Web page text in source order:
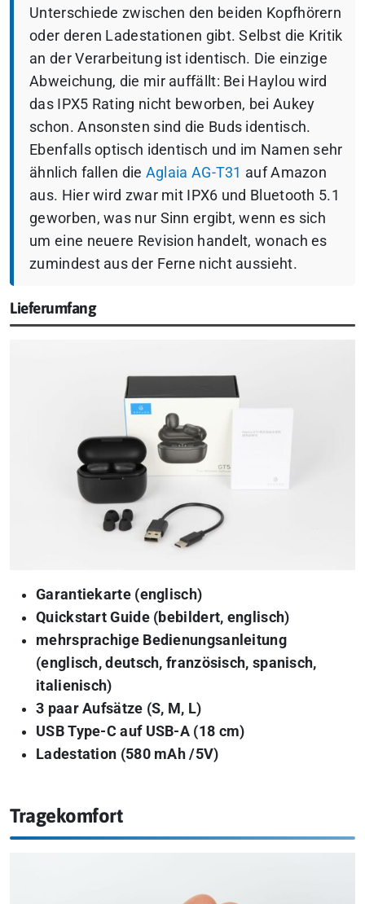
Unterschiede zwischen den beiden Kopfhörern
oder deren Ladestationen gibt. Selbst die Kritik
an der Verarbeitung ist identisch. Die einzige
Abweichung, die mir auffällt: Bei Haylou wird
das IPX5 Rating nicht beworben, bei Aukey
schon. Ansonsten sind die Buds identisch.
Ebenfalls optisch identisch und im Namen sehr
ähnlich fallen die Aglaia AG-T31 auf Amazon
aus. Hier wird zwar mit IPX6 und Bluetooth 5.1
geworben, was nur Sinn ergibt, wenn es sich
um eine neuere Revision handelt, wonach es
zumindest aus der Ferne nicht aussieht.
Lieferumfang
Garantiekarte (englisch)
Quickstart Guide (bebildert, englisch)
mehrsprachige Bedienungsanleitung
(englisch, deutsch, französisch, spanisch,
italienisch)
3 paar Aufsätze (S, M, L)
USB Type-C auf USB-A (18 cm)
Ladestation (580 mAh /5V)
Tragekomfort